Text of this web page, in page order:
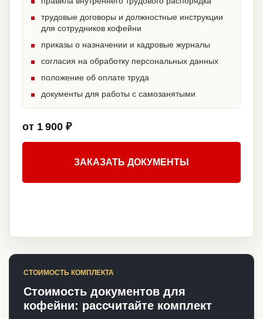
трудовые договоры и должностные инструкции
для сотрудников кофейни
приказы о назначении и кадровые журналы
согласия на обработку персональных данных
положение об оплате труда
документы для работы с самозанятыми
от 1 900 ₽
ЗАКАЗАТЬ ДОКУМЕНТЫ
СТОИМОСТЬ КОМПЛЕКТА
Стоимость документов для
кофейни: рассчитайте комплект